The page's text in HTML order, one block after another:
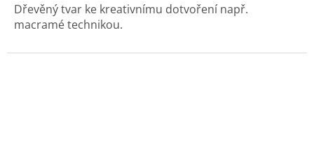
Dřevěný tvar ke kreativnímu dotvoření např.
macramé technikou.